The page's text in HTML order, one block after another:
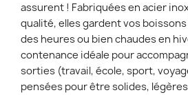
assurent ! Fabriquées en acier
qualité, elles gardent vos
des heures ou bien chaudes en
contenance idéale pour
sorties (travail, école, sport,
pensées pour être solides,